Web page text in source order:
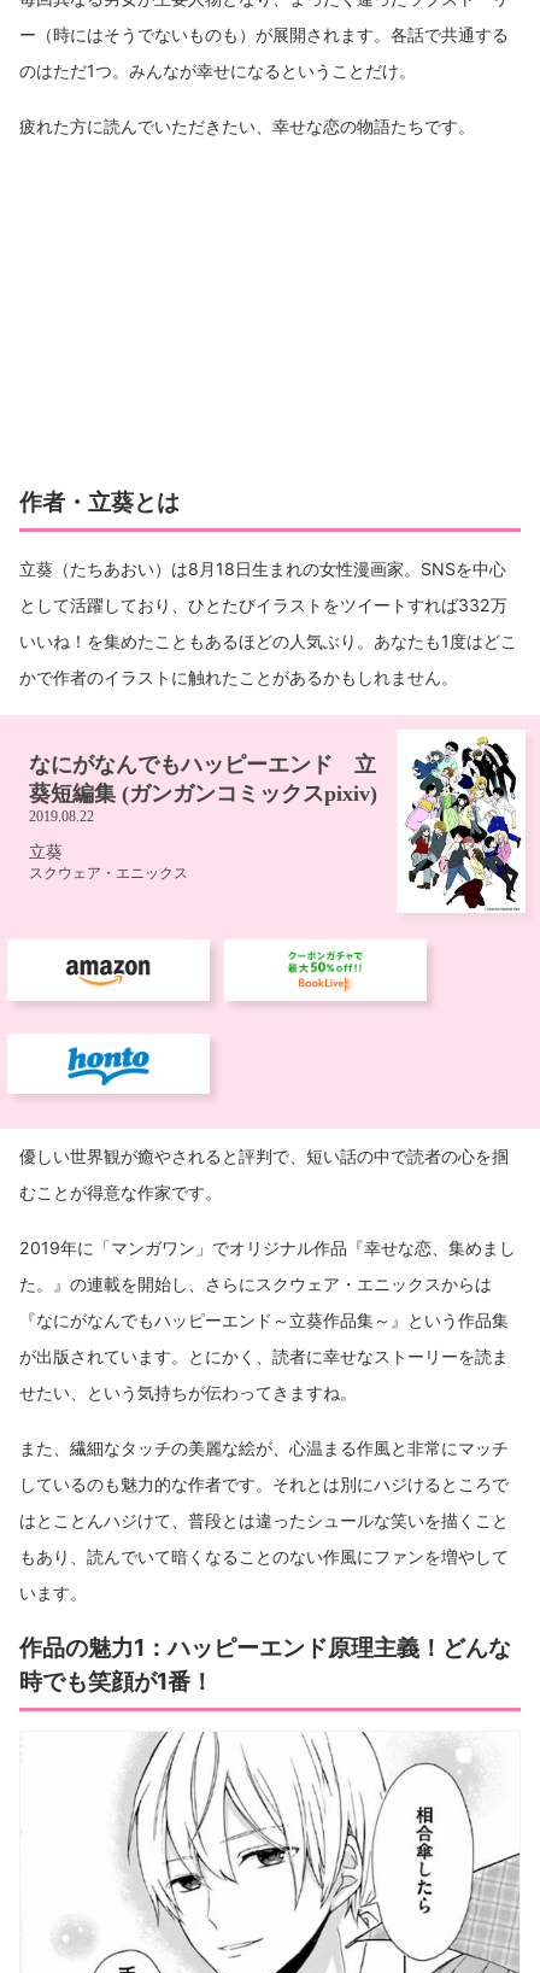
ー（時にはそうでないものも）が展開されます。各話で共通する
のはただ1つ。みんなが幸せになるということだけ。
疲れた方に読んでいただきたい、幸せな恋の物語たちです。
作者・立葵とは
立葵（たちあおい）は8月18日生まれの女性漫画家。SNSを中心
として活躍しており、ひとたびイラストをツイートすれば332万
いいね！を集めたこともあるほどの人気ぶり。あなたも1度はどこ
かで作者のイラストに触れたことがあるかもしれません。
優しい世界観が癒やされると評判で、短い話の中で読者の心を掴
むことが得意な作家です。
2019年に「マンガワン」でオリジナル作品『幸せな恋、集めまし
た。』の連載を開始し、さらにスクウェア・エニックスからは
『なにがなんでもハッピーエンド～立葵作品集～』という作品集
が出版されています。とにかく、読者に幸せなストーリーを読ま
せたい、という気持ちが伝わってきますね。
また、繊細なタッチの美麗な絵が、心温まる作風と非常にマッチ
しているのも魅力的な作者です。それとは別にハジけるところで
はとことんハジけて、普段とは違ったシュールな笑いを描くこと
もあり、読んでいて暗くなることのない作風にファンを増やして
います。
作品の魅力1：ハッピーエンド原理主義！どんな
時でも笑顔が1番！